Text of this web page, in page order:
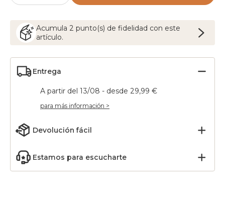
Acumula 2 punto(s) de fidelidad con este
artículo.
Entrega
A partir del 13/08 - desde 29,99 €
para más información >
Devolución fácil
Estamos para escucharte